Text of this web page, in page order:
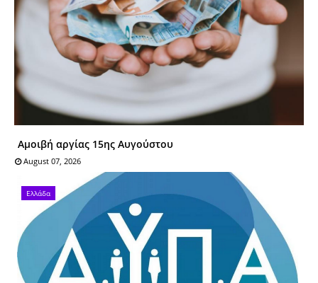
Αμοιβή αργίας 15ης Αυγούστου
August 07, 2026
Ελλάδα